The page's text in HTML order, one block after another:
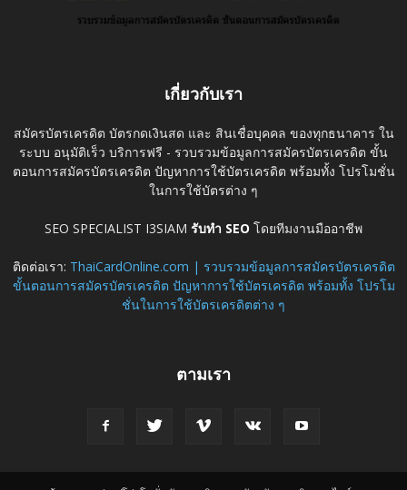
เกี่ยวกับเรา
สมัครบัตรเครดิต บัตรกดเงินสด และ สินเชื่อบุคคล ของทุกธนาคาร ใน
ระบบ อนุมัติเร็ว บริการฟรี - รวบรวมข้อมูลการสมัครบัตรเครดิต ขั้น
ตอนการสมัครบัตรเครดิต ปัญหาการใช้บัตรเครดิต พร้อมทั้ง โปรโมชั่น
ในการใช้บัตรต่าง ๆ
SEO SPECIALIST I3SIAM รับทำ SEO โดยทีมงานมืออาชีพ
ติดต่อเรา: ThaiCardOnline.com | รวบรวมข้อมูลการสมัครบัตรเครดิต
ขั้นตอนการสมัครบัตรเครดิต ปัญหาการใช้บัตรเครดิต พร้อมทั้ง โปรโม
ชั่นในการใช้บัตรเครดิตต่าง ๆ
ตามเรา